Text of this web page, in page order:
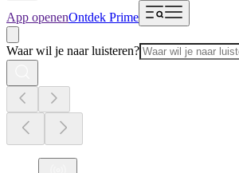
App openenOntdek Prime
Waar wil je naar luisteren?